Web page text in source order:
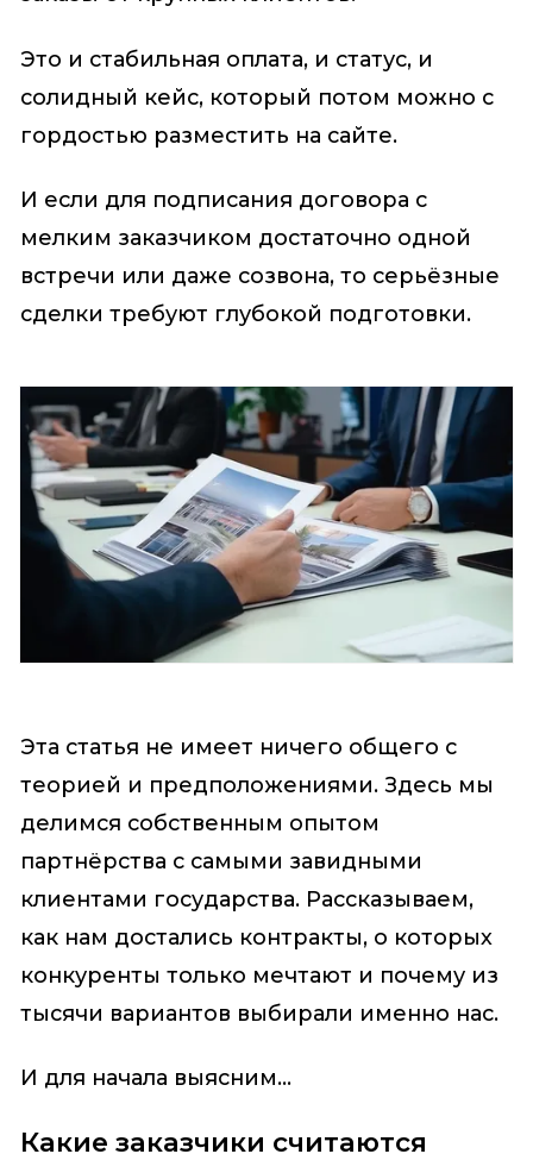
Это и стабильная оплата, и статус, и
солидный кейс, который потом можно с
гордостью разместить на сайте.
И если для подписания договора с
мелким заказчиком достаточно одной
встречи или даже созвона, то серьёзные
сделки требуют глубокой подготовки.
Эта статья не имеет ничего общего с
теорией и предположениями. Здесь мы
делимся собственным опытом
партнёрства с самыми завидными
клиентами государства. Рассказываем,
как нам достались контракты, о которых
конкуренты только мечтают и почему из
тысячи вариантов выбирали именно нас.
И для начала выясним...
Какие заказчики считаются